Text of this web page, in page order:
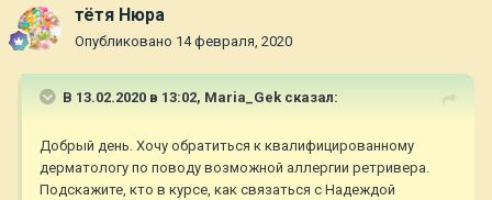
тётя Нюра
Опубликовано 14 февраля, 2020
В 13.02.2020 в 13:02, Maria_Gek сказал:
Добрый день. Хочу обратиться к квалифицированному
дерматологу по поводу возможной аллергии ретривера.
Подскажите, кто в курсе, как связаться с Надеждой